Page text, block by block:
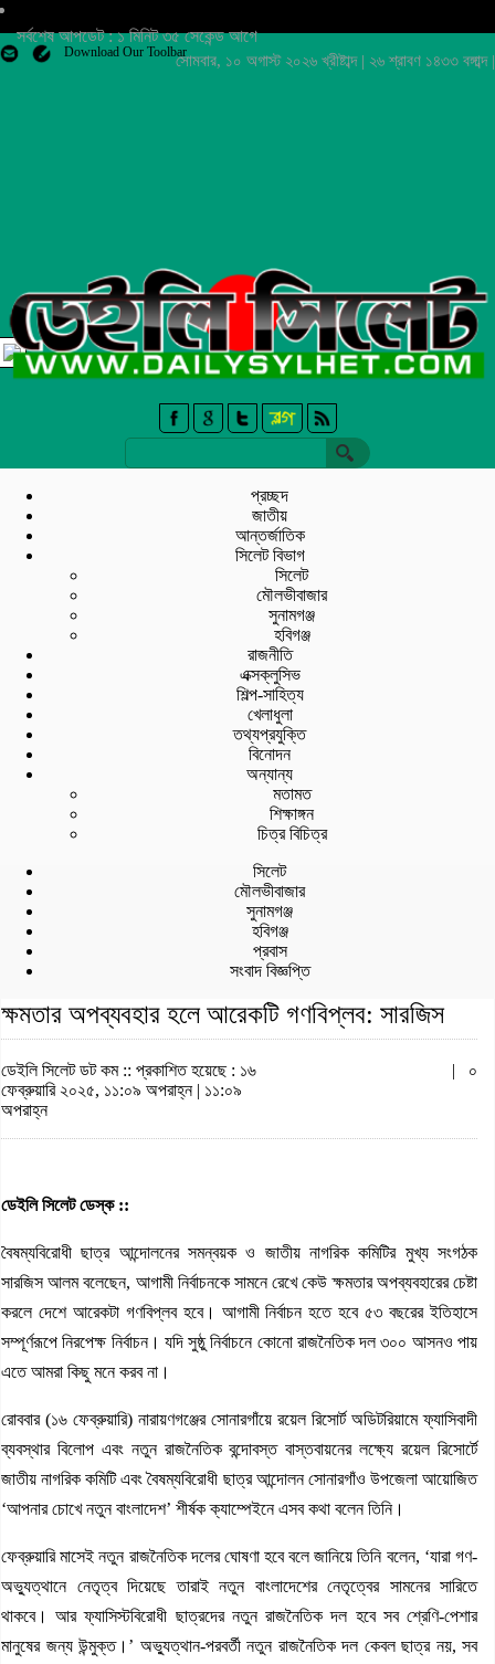
সর্বশেষ আপডেট : ১ মিনিট ৩৫ সেকেন্ড আগে
সোমবার, ১০ অগাস্ট ২০২৬ খ্রীষ্টাব্দ | ২৬ শ্রাবণ ১৪৩৩ বঙ্গাব্দ |
Download Our Toolbar
প্রচ্ছদ
জাতীয়
আন্তর্জাতিক
সিলেট বিভাগ
সিলেট
মৌলভীবাজার
সুনামগঞ্জ
হবিগঞ্জ
রাজনীতি
এক্সক্লুসিভ
শিল্প-সাহিত্য
খেলাধুলা
তথ্যপ্রযুক্তি
বিনোদন
অন্যান্য
মতামত
শিক্ষাঙ্গন
চিত্র বিচিত্র
সিলেট
মৌলভীবাজার
সুনামগঞ্জ
হবিগঞ্জ
প্রবাস
সংবাদ বিজ্ঞপ্তি
ক্ষমতার অপব্যবহার হলে আরেকটি গণবিপ্লব: সারজিস
ডেইলি সিলেট ডট কম :: প্রকাশিত হয়েছে : ১৬
ফেব্রুয়ারি ২০২৫, ১১:০৯ অপরাহ্ন | ১১:০৯
অপরাহ্ন
| ০
ডেইলি সিলেট ডেস্ক ::
বৈষম্যবিরোধী ছাত্র আন্দোলনের সমন্বয়ক ও জাতীয় নাগরিক কমিটির মুখ্য সংগঠক
সারজিস আলম বলেছেন, আগামী নির্বাচনকে সামনে রেখে কেউ ক্ষমতার অপব্যবহারের চেষ্টা
করলে দেশে আরেকটা গণবিপ্লব হবে। আগামী নির্বাচন হতে হবে ৫৩ বছরের ইতিহাসে
সম্পূর্ণরূপে নিরপেক্ষ নির্বাচন। যদি সুষ্ঠু নির্বাচনে কোনো রাজনৈতিক দল ৩০০ আসনও পায়
এতে আমরা কিছু মনে করব না।
রোববার (১৬ ফেব্রুয়ারি) নারায়ণগঞ্জের সোনারগাঁয়ে রয়েল রিসোর্ট অডিটরিয়ামে ফ্যাসিবাদী
ব্যবস্থার বিলোপ এবং নতুন রাজনৈতিক বন্দোবস্ত বাস্তবায়নের লক্ষ্যে রয়েল রিসোর্টে
জাতীয় নাগরিক কমিটি এবং বৈষম্যবিরোধী ছাত্র আন্দোলন সোনারগাঁও উপজেলা আয়োজিত
‘আপনার চোখে নতুন বাংলাদেশ’ শীর্ষক ক্যাম্পেইনে এসব কথা বলেন তিনি।
ফেব্রুয়ারি মাসেই নতুন রাজনৈতিক দলের ঘোষণা হবে বলে জানিয়ে তিনি বলেন, ‘যারা গণ-
অভ্যুত্থানে নেতৃত্ব দিয়েছে তারাই নতুন বাংলাদেশের নেতৃত্বের সামনের সারিতে
থাকবে। আর ফ্যাসিস্টবিরোধী ছাত্রদের নতুন রাজনৈতিক দল হবে সব শ্রেণি-পেশার
মানুষের জন্য উন্মুক্ত।’ অভ্যুত্থান-পরবর্তী নতুন রাজনৈতিক দল কেবল ছাত্র নয়, সব